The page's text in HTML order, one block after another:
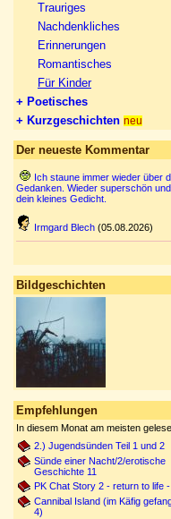
Trauriges
Nachdenkliches
Erinnerungen
Romantisches
Für Kinder
+ Poetisches
+ Kurzgeschichten neu
Der neueste Kommentar
Ich staune immer wieder über
Gedanken. Wieder superschön
dein kleines Gedicht.
Irmgard Blech (05.08.2026)
Bildgeschichten
Empfehlungen
In diesem Monat am meisten
2.) Jugendsünden Teil 1 und 2
Sünde einer Nacht/2/erotische
Geschichte 11
PK Chat Story 2 - return to life
Cannibal Island (im Käfig
4)